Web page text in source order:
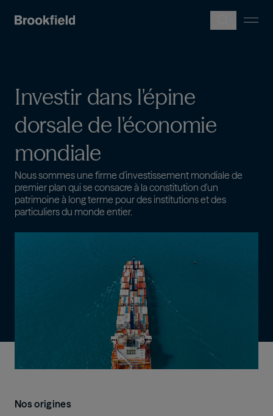
Investir dans l'épine
dorsale de l'économie
mondiale
Nous sommes une firme d'investissement mondiale de
premier plan qui se consacre à la constitution d'un
patrimoine à long terme pour des institutions et des
particuliers du monde entier.
Nos origines